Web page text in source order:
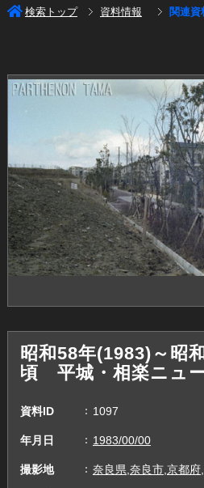
検索トップ 資料情報 関連資
昭和58年(1983)～昭
頃 平城・相楽ニュ
資料ID 1097
年月日 1983/00/00
撮影地 奈良県,奈良市,京都府